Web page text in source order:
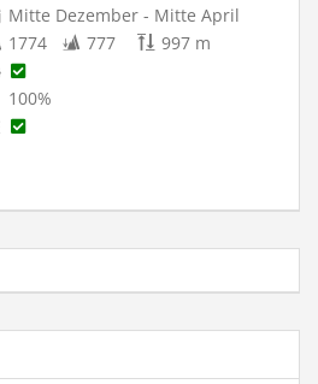
Mitte Dezember - Mitte April
1774 777
997 m
100%